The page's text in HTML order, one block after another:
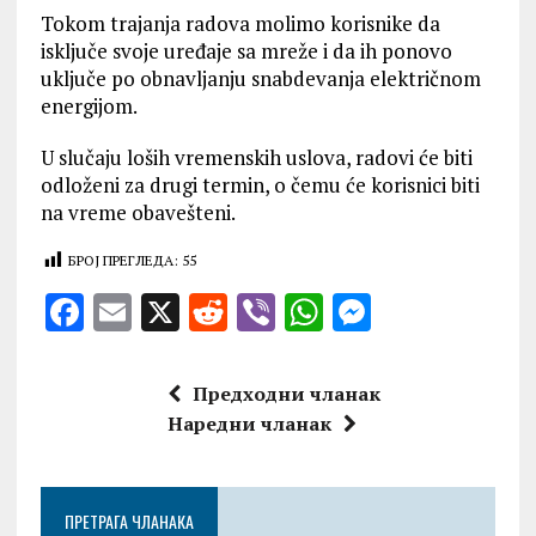
Tokom trajanja radova molimo korisnike da
isključe svoje uređaje sa mreže i da ih ponovo
uključe po obnavljanju snabdevanja električnom
energijom.
U slučaju loših vremenskih uslova, radovi će biti
odloženi za drugi termin, o čemu će korisnici biti
na vreme obavešteni.
БРОЈ ПРЕГЛЕДА: 55
F
o
E X R
d
di
V
er
W
at
s
p
M
se
er
Предходни чланак
Наредни чланак
ПРЕТРАГА ЧЛАНАКА